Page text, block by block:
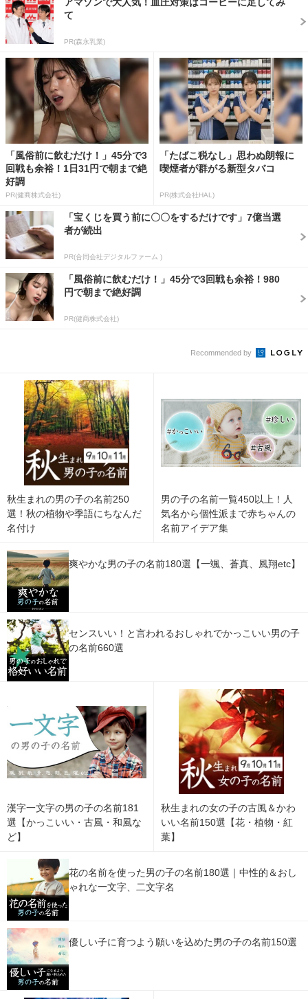
アマゾンで大人気！血圧対策はコーヒーに足してみ
て
PR(森永乳業)
「風俗前に飲むだけ！」45分で3
回戦も余裕！1日31円で朝まで絶
好調
PR(健商株式会社)
「たばこ税なし」思わぬ朗報に
喫煙者が群がる新型タバコ
PR(株式会社HAL)
「宝くじを買う前に〇〇をするだけです」7億当選
者が続出
PR(合同会社デジタルファーム )
「風俗前に飲むだけ！」45分で3回戦も余裕！980
円で朝まで絶好調
PR(健商株式会社)
Recommended by
秋生まれの男の子の名前250
選！秋の植物や季語にちなんだ
名付け
男の子の名前一覧450以上！人
気名から個性派まで赤ちゃんの
名前アイデア集
爽やかな男の子の名前180選【一颯、蒼真、風翔etc】
センスいい！と言われるおしゃれでかっこいい男の子
の名前660選
漢字一文字の男の子の名前181
選【かっこいい・古風・和風な
ど】
秋生まれの女の子の古風＆かわ
いい名前150選【花・植物・紅
葉】
花の名前を使った男の子の名前180選｜中性的＆おし
ゃれな一文字、二文字名
優しい子に育つよう願いを込めた男の子の名前150選